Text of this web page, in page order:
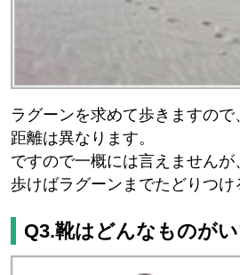
ラグーンを求めて歩きますので
距離は異なります。
ですので一概には言えません
歩けばラグーンまでたどりつけ
Q3.靴はどんなものがい